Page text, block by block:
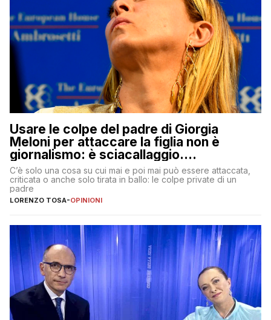
Usare le colpe del padre di Giorgia
Meloni per attaccare la figlia non è
giornalismo: è sciacallaggio.
Dimostriamo di essere diversi
C’è solo una cosa su cui mai e poi mai può essere attaccata,
criticata o anche solo tirata in ballo: le colpe private di un
padre
LORENZO TOSA-OPINIONI